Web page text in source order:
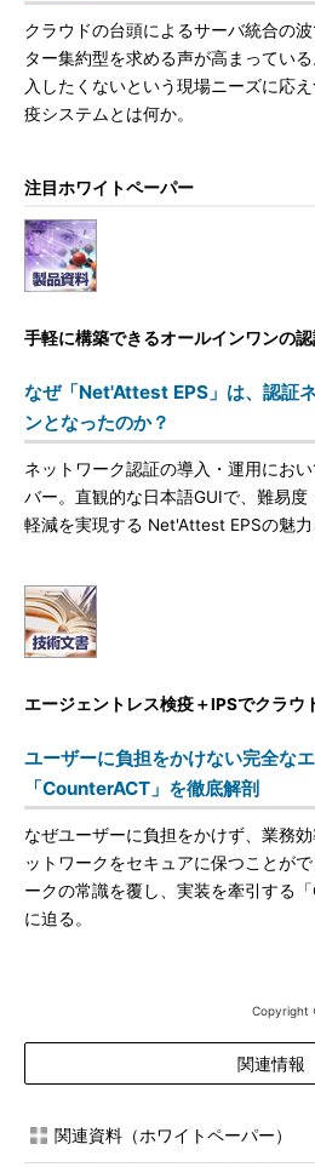
クラウドの台頭によるサーバ統合の
ター集約型を求める声が高まってい
入したくないという現場ニーズに応
疫システムとは何か。
注目ホワイトペーパー
手軽に構築できるオールインワンの
なぜ「Net'Attest EPS」は、認証
ンとなったのか？
ネットワーク認証の導入・運用にお
バー。直観的な日本語GUIで、難易度
軽減を実現する Net'Attest EPSの魅力
エージェントレス検疫＋IPSでクラウ
ユーザーに負担をかけない完全な
「CounterACT」を徹底解剖
なぜユーザーに負担をかけず、業務
ットワークをセキュアに保つことが
ークの常識を覆し、実装を牽引する
に迫る。
Copyright
関連情報
関連資料（ホワイトペーパー）